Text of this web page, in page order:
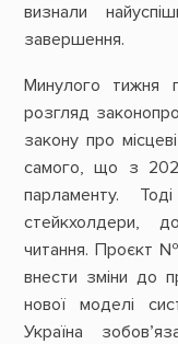
визнали
завершення.
Минулого тижня
розгляд
закону про
самого, що з
парламенту.
стейкхолдери,
читання. Проєкт
внести зміни до
нової моделі
Україна